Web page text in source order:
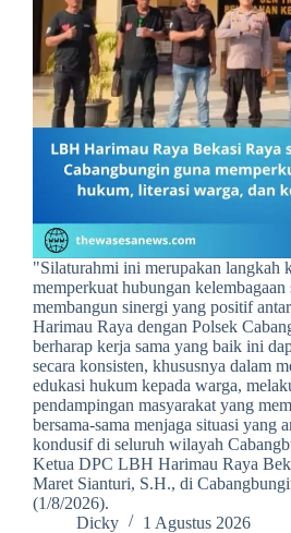
​"Silaturahmi ini merupakan langkah
memperkuat hubungan kelembagaan
membangun sinergi yang positif
Harimau Raya dengan Polsek
berharap kerja sama yang baik ini
secara konsisten, khususnya dalam
edukasi hukum kepada warga,
pendampingan masyarakat yang
bersama-sama menjaga situasi yang
kondusif di seluruh wilayah
Ketua DPC LBH Harimau Raya
Maret Sianturi, S.H., di
(1/8/2026).
Dicky
1 Agustus 2026